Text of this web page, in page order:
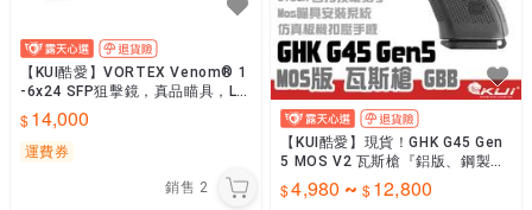
【KUI酷愛】VORTEX Venom® 1
-6x24 SFP狙擊鏡，真品瞄具，LP
VO步槍瞄準鏡~52357
14,000
運費券
銷售 2
【KUI酷愛】現貨！GHK G45 Gen
5 MOS V2 瓦斯槍『鋁版、鋼製
版』Glock GBB 手槍~KUI742
4,980 ~ 12,800